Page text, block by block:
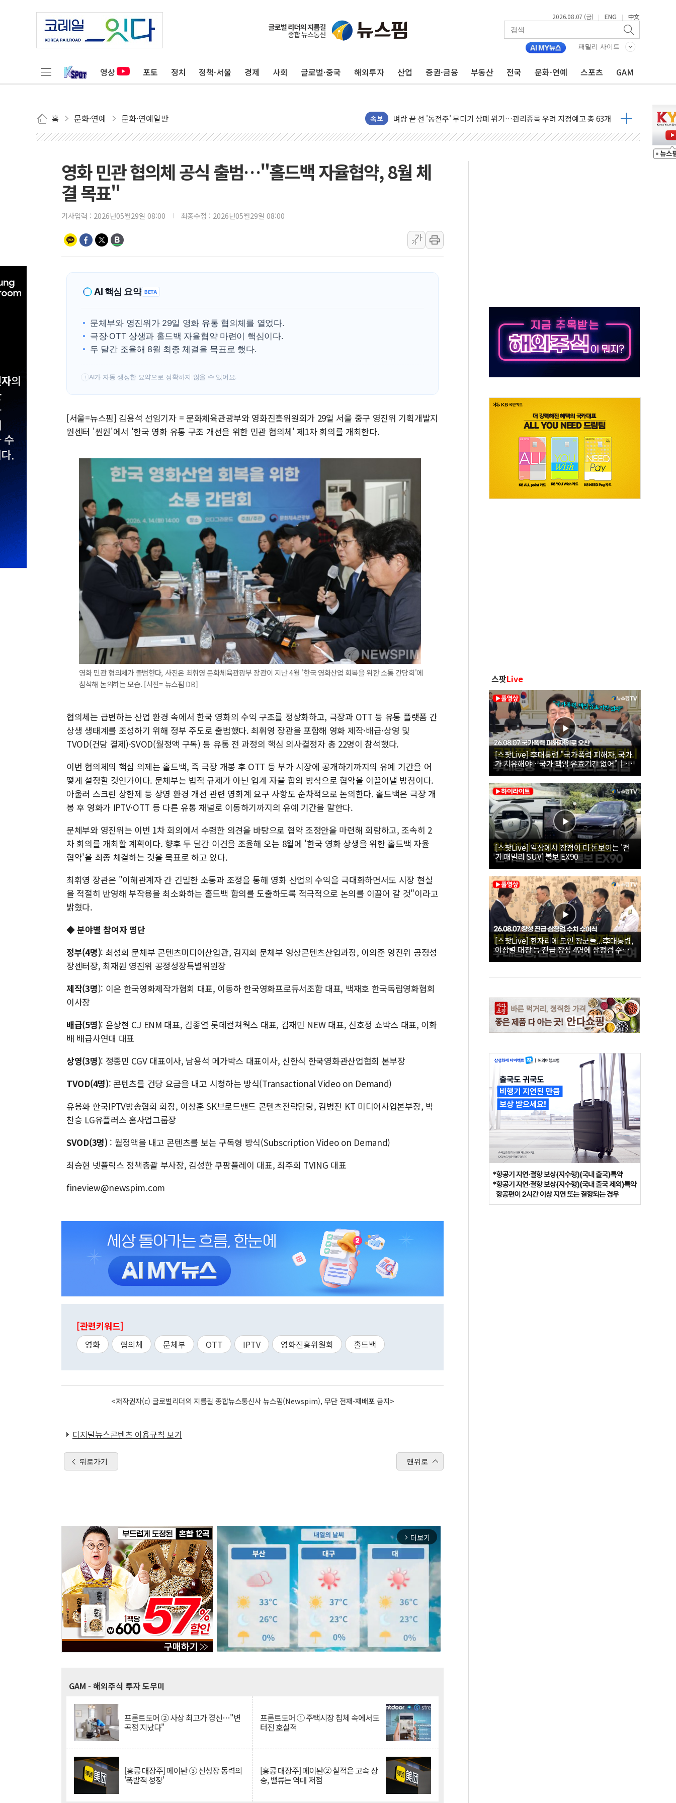
2026.08.07 (금) | ENG | 中文
패밀리 사이트
영상 포토 정치 정책·서울 경제 사회 글로벌·중국 해외투자 산업 증권·금융 부동산 전국 문화·연예 스포츠 GAM
홈 문화·연예 문화·연예일반 속보
'변기 수리' 집주인에게 흉기 휘두른 30대 세입자…경찰, 현행범 체포
워트, 상반기 영업이익 30억원
NH농협생명, 농작업 중 온열질환 보장…폭염기 신속 보상 강화
아바코, 2분기 매출 120억원
교보생명, '교보K-맞춤건강보험' 6개월 배타적사용권 획득
벼랑 끝 선 '동전주' 무더기 상폐 위기…관리종목 우려 지정예고 총 63개
서울 재건축·재개발 정상화시 5년 내 9만가구 순증...이주 대란도 제한적
KDB생명 본입찰 3파전…한화·흥국·한투 참여
반도체공학회 "R&D직 주 52시간제 개선해야…기술격차 확대 막아야"
카카오, 2026년 임금협약 타결…연봉 6.3% 인상
현대카드, 박재범·실리카겔 등 8~9월 공연 라인업 공개
[르포] 육군, 2031년까지 3개 보급단 '1등급 스마트 물류센터' 전환
영화 민관 협의체 공식 출범…"홀드백 자율협약, 8월 체
결 목표"
기사입력 : 2026년05월29일 08:00 최종수정 : 2026년05월29일 08:00
가
가
AI 핵심 요약 BETA
문체부와 영진위가 29일 영화 유통 협의체를 열었다.
극장·OTT 상생과 홀드백 자율협약 마련이 핵심이다.
두 달간 조율해 8월 최종 체결을 목표로 했다.
! AI가 자동 생성한 요약으로 정확하지 않을 수 있어요.
[서울=뉴스핌] 김용석 선임기자 = 문화체육관광부와 영화진흥위원회가 29일 서울 중구 영진위 기획개발지
원센터 '씬원'에서 '한국 영화 유통 구조 개선을 위한 민관 협의체' 제1차 회의를 개최한다.
영화 민관 협의체가 출범한다, 사진은 최휘영 문화체육관광부 장관이 지난 4월 '한국 영화산업 회복을 위한 소통 간담회'에
참석해 논의하는 모습. [사진= 뉴스핌 DB]
협의체는 급변하는 산업 환경 속에서 한국 영화의 수익 구조를 정상화하고, 극장과 OTT 등 유통 플랫폼 간
상생 생태계를 조성하기 위해 정부 주도로 출범했다. 최휘영 장관을 포함해 영화 제작·배급·상영 및
TVOD(건당 결제)·SVOD(월정액 구독) 등 유통 전 과정의 핵심 의사결정자 총 22명이 참석했다.
이번 협의체의 핵심 의제는 홀드백, 즉 극장 개봉 후 OTT 등 부가 시장에 공개하기까지의 유예 기간을 어
떻게 설정할 것인가이다. 문체부는 법적 규제가 아닌 업계 자율 합의 방식으로 협약을 이끌어낼 방침이다.
아울러 스크린 상한제 등 상영 환경 개선 관련 영화계 요구 사항도 순차적으로 논의한다. 홀드백은 극장 개
봉 후 영화가 IPTV·OTT 등 다른 유통 채널로 이동하기까지의 유예 기간을 말한다.
문체부와 영진위는 이번 1차 회의에서 수렴한 의견을 바탕으로 협약 조정안을 마련해 회람하고, 조속히 2
차 회의를 개최할 계획이다. 향후 두 달간 이견을 조율해 오는 8월에 '한국 영화 상생을 위한 홀드백 자율
협약'을 최종 체결하는 것을 목표로 하고 있다.
최휘영 장관은 "이해관계자 간 긴밀한 소통과 조정을 통해 영화 산업의 수익을 극대화하면서도 시장 현실
을 적절히 반영해 부작용을 최소화하는 홀드백 합의를 도출하도록 적극적으로 논의를 이끌어 갈 것"이라고
밝혔다.
◆ 분야별 참여자 명단
정부(4명): 최성희 문체부 콘텐츠미디어산업관, 김지희 문체부 영상콘텐츠산업과장, 이의준 영진위 공정성
장센터장, 최재원 영진위 공정성장특별위원장
제작(3명): 이은 한국영화제작가협회 대표, 이동하 한국영화프로듀서조합 대표, 백재호 한국독립영화협회
이사장
배급(5명): 윤상현 CJ ENM 대표, 김종열 롯데컬쳐웍스 대표, 김재민 NEW 대표, 신호정 쇼박스 대표, 이화
배 배급사연대 대표
상영(3명): 정종민 CGV 대표이사, 남용석 메가박스 대표이사, 신한식 한국영화관산업협회 본부장
TVOD(4명): 콘텐츠를 건당 요금을 내고 시청하는 방식(Transactional Video on Demand)
유용화 한국IPTV방송협회 회장, 이창훈 SK브로드밴드 콘텐츠전략담당, 김병진 KT 미디어사업본부장, 박
찬승 LG유플러스 홈사업그룹장
SVOD(3명) : 월정액을 내고 콘텐츠를 보는 구독형 방식(Subscription Video on Demand)
최승현 넷플릭스 정책총괄 부사장, 김성한 쿠팡플레이 대표, 최주희 TVING 대표
fineview@newspim.com
[관련키워드]
영화 협의체 문체부 OTT IPTV 영화진흥위원회 홀드백
<저작권자(c) 글로벌리더의 지름길 종합뉴스통신사 뉴스핌(Newspim), 무단 전재-재배포 금지>
디지털뉴스콘텐츠 이용규칙 보기
뒤로가기 맨위로
arrow_forward_ios 더보기
GAM - 해외주식 투자 도우미
프론트도어 ② 사상 최고가 경신…"변
곡점 지났다"
프론트도어 ① 주택시장 침체 속에서도
터진 호실적
[홍콩 대장주] 메이퇀 ③ 신성장 동력의
'폭발적 성장'
[홍콩 대장주] 메이퇀② 실적은 고속 상
승, 밸류는 역대 저점
스팟Live
[스팟Live] 李대통령 "국가폭력 피해자, 국가
가 치유해야…국가 책임 유효기간 없어"｜
26.08.07 국가폭력 피해자 위로 오찬
[스팟Live] 일상에서 장점이 더 돋보이는 '전
기 패밀리 SUV' 볼보 EX90
[스팟Live] 한자리에 모인 장군들...李대통령,
이상렬 대장 등 진급 장성 4명에 삼정검 수치
직접 수여｜26.08.07 장성 진급·삼정검 수치